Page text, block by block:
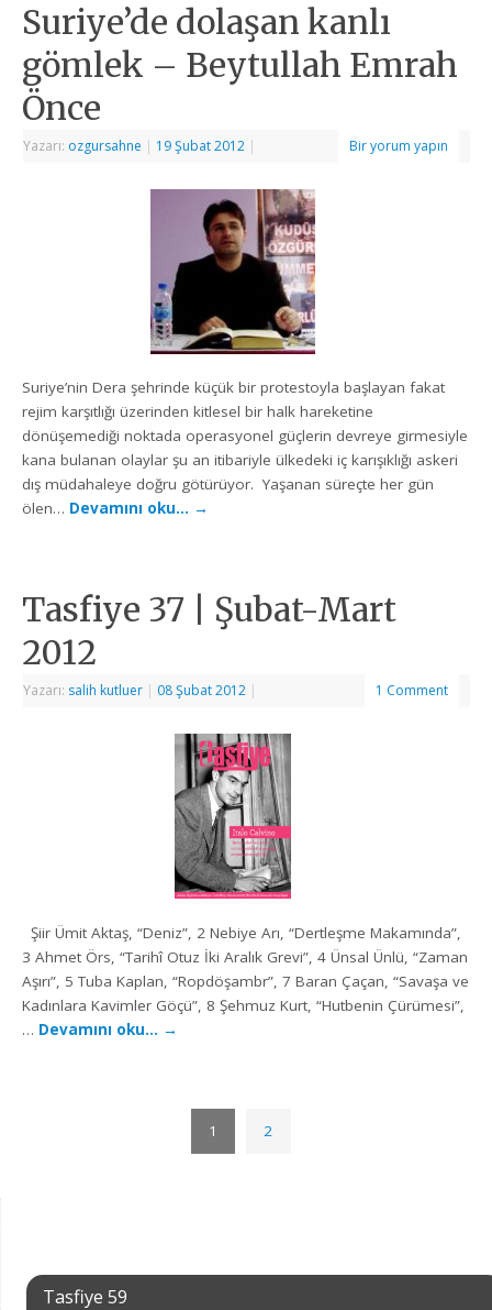
Suriye’de dolaşan kanlı
gömlek – Beytullah Emrah
Önce
Yazarı: ozgursahne | 19 Şubat 2012 | Bir yorum yapın
Suriye’nin Dera şehrinde küçük bir protestoyla başlayan fakat
rejim karşıtlığı üzerinden kitlesel bir halk hareketine
dönüşemediği noktada operasyonel güçlerin devreye girmesiyle
kana bulanan olaylar şu an itibariyle ülkedeki iç karışıklığı askeri
dış müdahaleye doğru götürüyor. Yaşanan süreçte her gün
ölen… Devamını oku… →
Tasfiye 37 | Şubat-Mart
2012
Yazarı: salih kutluer | 08 Şubat 2012 | 1 Comment
Şiir Ümit Aktaş, “Deniz”, 2 Nebiye Arı, “Dertleşme Makamında”,
3 Ahmet Örs, “Tarihî Otuz İki Aralık Grevi”, 4 Ünsal Ünlü, “Zaman
Aşırı”, 5 Tuba Kaplan, “Ropdöşambr”, 7 Baran Çaçan, “Savaşa ve
Kadınlara Kavimler Göçü”, 8 Şehmuz Kurt, “Hutbenin Çürümesi”,
… Devamını oku… →
1 2
Tasfiye 59